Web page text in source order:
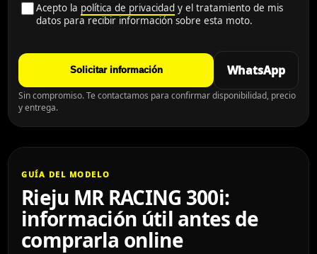
Acepto la política de privacidad y el tratamiento de mis
datos para recibir información sobre esta moto.
Solicitar información WhatsApp
Sin compromiso. Te contactamos para confirmar disponibilidad, precio
y entrega.
GUÍA DEL MODELO
Rieju MR RACING 300i:
información útil antes de
comprarla online